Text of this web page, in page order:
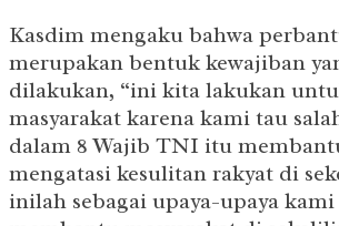
Kasdim mengaku bahwa
merupakan bentuk kewajiban
dilakukan, “ini kita lakukan
masyarakat karena kami tau
dalam 8 Wajib TNI itu
mengatasi kesulitan rakyat di
inilah sebagai upaya-upaya